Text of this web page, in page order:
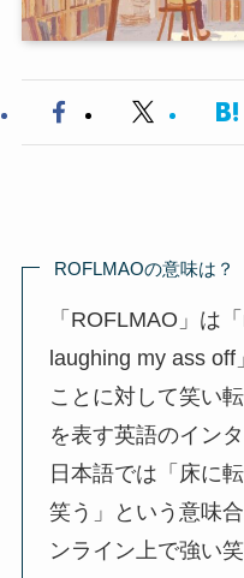
ROFLMAOの意味は？
「ROFLMAO」は
laughing my ass
ことに対して笑い
を表す英語のイン
日本語では「床に
笑う」という意味
ンライン上で強い